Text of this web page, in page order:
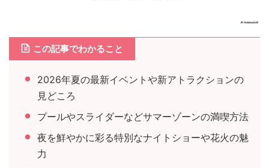
この記事でわかること
2026年夏の最新イベントや新アトラクションの
見どころ
プールやスライダーなどサマーゾーンの満喫方法
夜を鮮やかに彩る特別なナイトショーや花火の魅
力